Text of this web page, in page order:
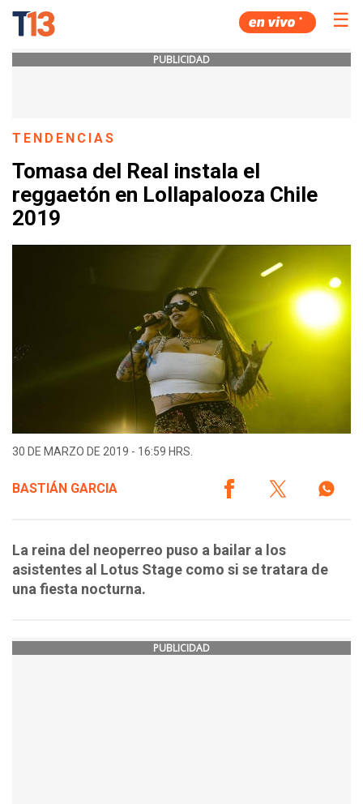
☰
PUBLICIDAD
TENDENCIAS
Tomasa del Real instala el
reggaetón en Lollapalooza Chile
2019
30 DE MARZO DE 2019 - 16:59 HRS.
BASTIÁN GARCIA
La reina del neoperreo puso a bailar a los
asistentes al Lotus Stage como si se tratara de
una fiesta nocturna.
PUBLICIDAD